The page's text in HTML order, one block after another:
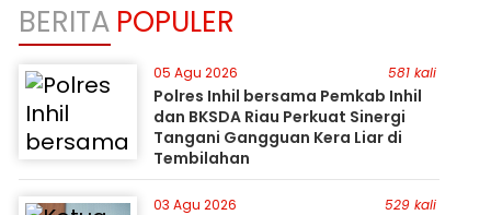
BERITA POPULER
05 Agu 2026 581 kali
Polres Inhil bersama Pemkab Inhil
dan BKSDA Riau Perkuat Sinergi
Tangani Gangguan Kera Liar di
Tembilahan
03 Agu 2026 529 kali